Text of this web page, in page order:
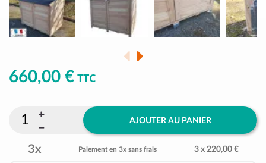
660,00 € TTC
AJOUTER AU PANIER
3x Paiement en 3x sans frais 3 x 220,00 €